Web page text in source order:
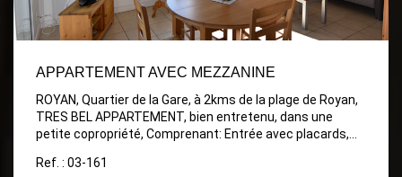
APPARTEMENT AVEC MEZZANINE
ROYAN, Quartier de la Gare, à 2kms de la plage de Royan,
TRES BEL APPARTEMENT, bien entretenu, dans une
petite copropriété, Comprenant: Entrée avec placards,
Chambre avec placards, Salle d'eau neuve avec belle
Ref. : 03-161